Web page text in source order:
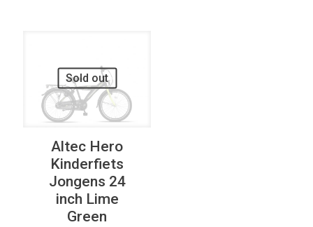
Sold out
Altec Hero
Kinderfiets
Jongens 24
inch Lime
Green